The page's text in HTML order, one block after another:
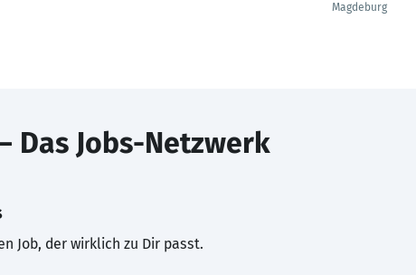
Magdeburg
Das Jobs-Netzwerk
Job, der wirklich zu Dir passt.